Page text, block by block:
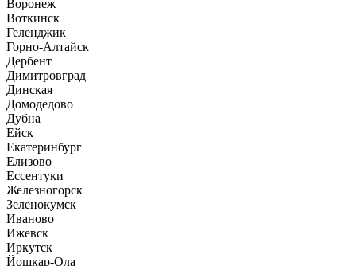
Воронеж
Воткинск
Геленджик
Горно-Алтайск
Дербент
Димитровград
Динская
Домодедово
Дубна
Ейск
Екатеринбург
Елизово
Ессентуки
Железногорск
Зеленокумск
Иваново
Ижевск
Иркутск
Йошкар-Ола